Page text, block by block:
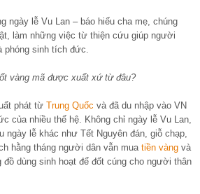
ngày lễ Vu Lan – báo hiếu cha mẹ, chúng
làm những việc từ thiện cứu giúp người
phóng sinh tích đức.
vàng mã được xuất xứ từ đâu?
phát từ Trung Quốc và đã du nhập vào VN
của nhiều thế hệ. Không chỉ ngày lễ Vu Lan,
ngày lễ khác như Tết Nguyên đán, giỗ chạp,
hằng tháng người dân vẫn mua tiền vàng và
đồ dùng sinh hoạt để đốt cúng cho người thân